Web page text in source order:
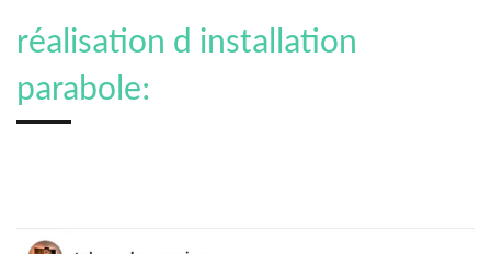
réalisation d installation
parabole: